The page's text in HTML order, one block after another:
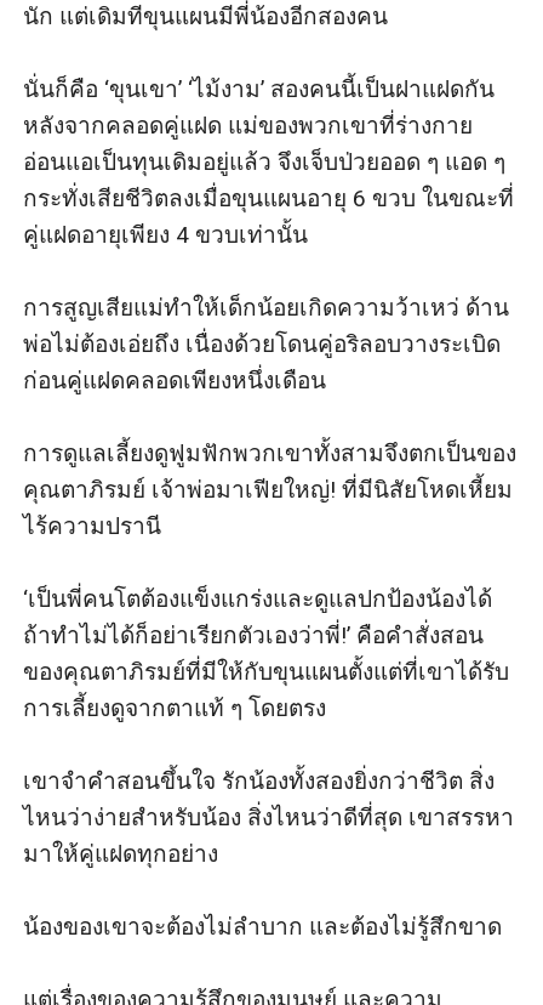
นัก แต่เดิมทีขุนแผนมีพี่น้องอีกสองคน
นั่นก็คือ ‘ขุนเขา’ ‘ไม้งาม’ สองคนนี้เป็นฝาแฝดกัน
หลังจากคลอดคู่แฝด แม่ของพวกเขาที่ร่างกาย
อ่อนแอเป็นทุนเดิมอยู่แล้ว จึงเจ็บป่วยออด ๆ แอด ๆ
กระทั่งเสียชีวิตลงเมื่อขุนแผนอายุ 6 ขวบ ในขณะที่
คู่แฝดอายุเพียง 4 ขวบเท่านั้น
การสูญเสียแม่ทำให้เด็กน้อยเกิดความว้าเหว่ ด้าน
พ่อไม่ต้องเอ่ยถึง เนื่องด้วยโดนคู่อริลอบวางระเบิด
ก่อนคู่แฝดคลอดเพียงหนึ่งเดือน
การดูแลเลี้ยงดูฟูมฟักพวกเขาทั้งสามจึงตกเป็นของ
คุณตาภิรมย์ เจ้าพ่อมาเฟียใหญ่! ที่มีนิสัยโหดเหี้ยม
ไร้ความปรานี
‘เป็นพี่คนโตต้องแข็งแกร่งและดูแลปกป้องน้องได้
ถ้าทำไม่ได้ก็อย่าเรียกตัวเองว่าพี่!’ คือคำสั่งสอน
ของคุณตาภิรมย์ที่มีให้กับขุนแผนตั้งแต่ที่เขาได้รับ
การเลี้ยงดูจากตาแท้ ๆ โดยตรง
เขาจำคำสอนขึ้นใจ รักน้องทั้งสองยิ่งกว่าชีวิต สิ่ง
ไหนว่าง่ายสำหรับน้อง สิ่งไหนว่าดีที่สุด เขาสรรหา
มาให้คู่แฝดทุกอย่าง
น้องของเขาจะต้องไม่ลำบาก และต้องไม่รู้สึกขาด
แต่เรื่องของความรู้สึกของมนุษย์ และความ